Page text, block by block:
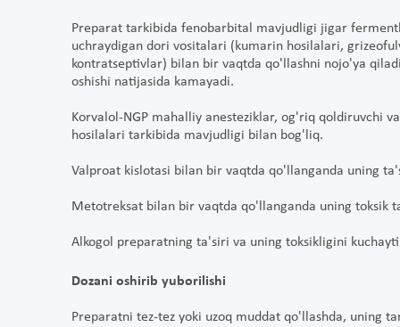
Preparat tarkibida fenobarbital mavjudligi jigar
uchraydigan dori vositalari (kumarin hosilalari,
kontratseptivlar) bilan bir vaqtda qo'llashni nojo'ya
oshishi natijasida kamayadi.
Korvalol-NGP mahalliy anesteziklar, og'riq qoldiruvchi
hosilalari tarkibida mavjudligi bilan bog'liq.
Valproat kislotasi bilan bir vaqtda qo'llanganda uning
Metotreksat bilan bir vaqtda qo'llanganda uning toksik
Alkogol preparatning ta'siri va uning toksikligini
Dozani oshirib yuborilishi
Preparatni tez-tez yoki uzoq muddat qo'llashda, uning